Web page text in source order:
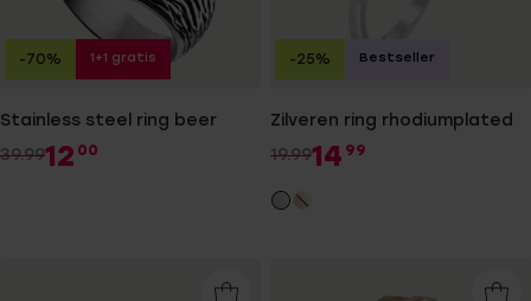
Stainless steel ring beer
39.9912 00
-70% 1+1 gratis
Zilveren ring rhodiumplated
19.9914 99
-25% Bestseller